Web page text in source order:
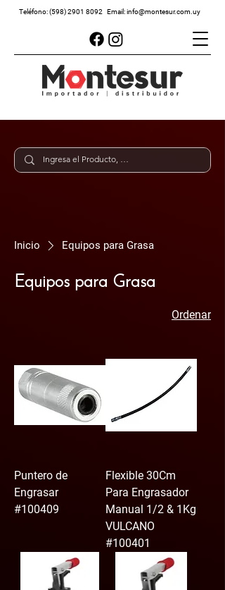
Teléfono:(598) 2901 8092 Email:info@montesur.com.uy
Inicio Equipos para Grasa
Equipos para Grasa
Ordenar
Puntero de
Engrasar
#100409
Flexible 30Cm
Para Engrasador
Manual 1/2 & 1Kg
VULCANO
#100401